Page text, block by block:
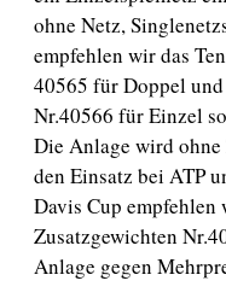
ohne Netz,
empfehlen wir das
40565 für Doppel
Nr.40566 für Einzel
Die Anlage wird
den Einsatz bei ATP
Davis Cup
Zusatzgewichten
Anlage gegen